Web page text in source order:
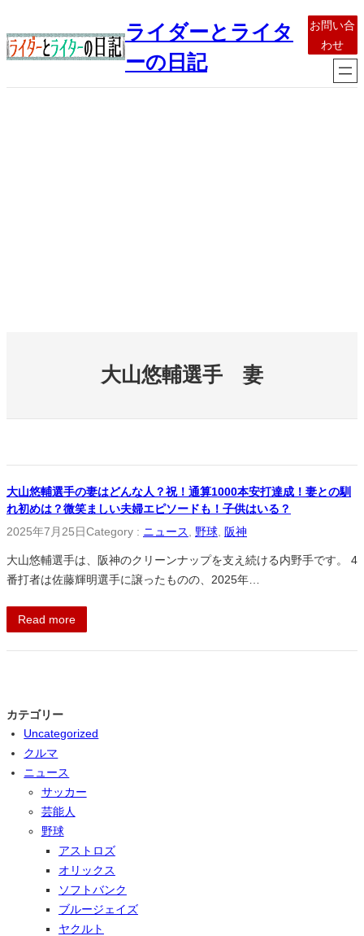
容
を
ライダーとライタ
ーの日記
お問い合
わせ
大山悠輔選手 妻
大山悠輔選手の妻はどんな人？祝！通算1000本安打達成！妻との馴
れ初めは？微笑ましい夫婦エピソードも！子供はいる？
2025年7月25日Category : ニュース 野球 阪神
大山悠輔選手は、阪神のクリーンナップを支え続ける内野手です。 4
番打者は佐藤輝明選手に譲ったものの、2025年…
Read more
カテゴリー
Uncategorized
クルマ
ニュース
サッカー
芸能人
野球
アストロズ
オリックス
ソフトバンク
ブルージェイズ
ヤクルト